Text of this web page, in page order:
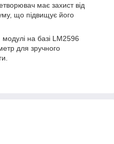
має захист від
що підвищує його
модулі на базі LM2596
для зручного